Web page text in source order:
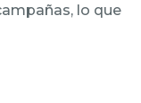
lo que